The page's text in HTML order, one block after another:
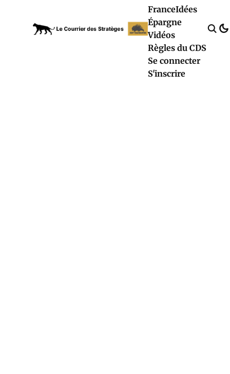
FranceIdées
Épargne
Vidéos
Règles du CDS
Se connecter
S'inscrire